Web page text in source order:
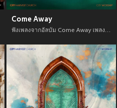
Come Away
ฟังเพลงจากอัลบัม Come Away เพลงใหม่จาก อัพเดทเพลงใหม่ล่าสุดก่อนใคร ตลอดปี 2021